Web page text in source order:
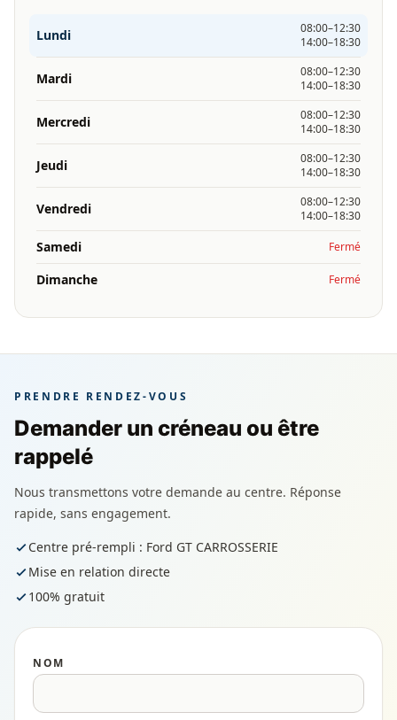
Lundi
08:00–12:30
14:00–18:30
Mardi
08:00–12:30
14:00–18:30
Mercredi
08:00–12:30
14:00–18:30
Jeudi
08:00–12:30
14:00–18:30
Vendredi
08:00–12:30
14:00–18:30
Samedi Fermé
Dimanche Fermé
PRENDRE RENDEZ-VOUS
Demander un créneau ou être
rappelé
Nous transmettons votre demande au centre. Réponse
rapide, sans engagement.
Centre pré-rempli : Ford GT CARROSSERIE
Mise en relation directe
100% gratuit
NOM